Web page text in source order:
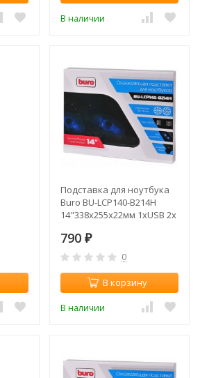
В наличии
Подставка для ноутбука
Buro BU-LCP140-B214H
14"338x255x22мм 1xUSB 2x
металлическая сетка/
пластик черный
790 ₽
0
В корзину
В наличии